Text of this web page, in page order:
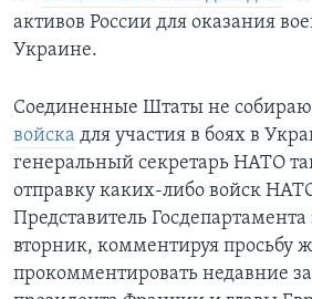
активов России для оказания
Украине.
Соединенные Штаты не
войска для участия в боях в
генеральный секретарь НАТО
отправку каких-либо войск
Представитель Госдепартамента
вторник, комментируя просьбу
прокомментировать недавние